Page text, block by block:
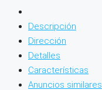
Descripción
Dirección
Detalles
Características
Anuncios similares